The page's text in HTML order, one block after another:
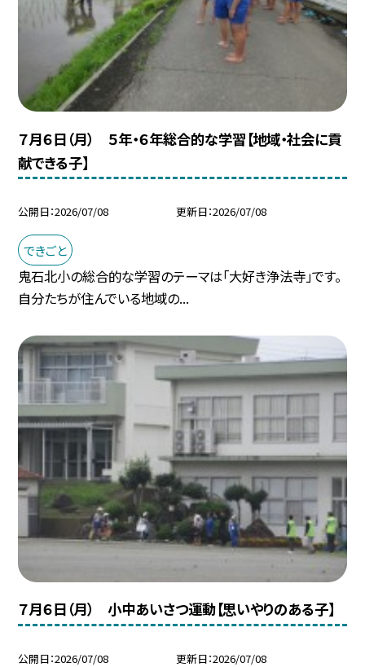
７月６日（月） ５年・６年総合的な学習【地域・社会に貢
献できる子】
公開日 2026/07/08 更新日 2026/07/08
できごと
鬼石北小の総合的な学習のテーマは「大好き浄法寺」です。
自分たちが住んでいる地域の...
７月６日（月） 小中あいさつ運動【思いやりのある子】
公開日 2026/07/08 更新日 2026/07/08